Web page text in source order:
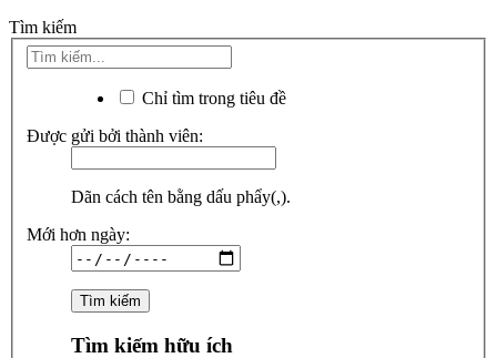
Tìm kiếm
Chỉ tìm trong tiêu đề
Được gửi bởi thành viên:
Dãn cách tên bằng dấu phẩy(,).
Mới hơn ngày:
Tìm kiếm hữu ích